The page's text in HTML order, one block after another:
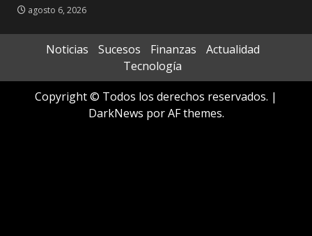
agosto 6, 2026
Noticias Sucesos Finanzas
Actualidad
Tecnología
Copyright © Todos los derechos reservados. |
DarkNews por AF themes.